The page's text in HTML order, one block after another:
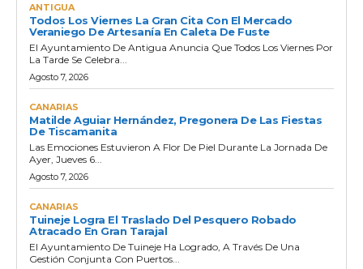
ANTIGUA
Todos Los Viernes La Gran Cita Con El Mercado
Veraniego De Artesanía En Caleta De Fuste
El Ayuntamiento De Antigua Anuncia Que Todos Los Viernes Por
La Tarde Se Celebra...
Agosto 7, 2026
CANARIAS
Matilde Aguiar Hernández, Pregonera De Las Fiestas
De Tiscamanita
Las Emociones Estuvieron A Flor De Piel Durante La Jornada De
Ayer, Jueves 6...
Agosto 7, 2026
CANARIAS
Tuineje Logra El Traslado Del Pesquero Robado
Atracado En Gran Tarajal
El Ayuntamiento De Tuineje Ha Logrado, A Través De Una
Gestión Conjunta Con Puertos...